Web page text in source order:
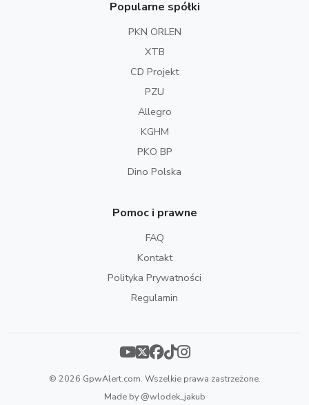
Popularne spółki
PKN ORLEN
XTB
CD Projekt
PZU
Allegro
KGHM
PKO BP
Dino Polska
Pomoc i prawne
FAQ
Kontakt
Polityka Prywatności
Regulamin
© 2026 GpwAlert.com. Wszelkie prawa zastrzeżone.
Made by@wlodek_jakub